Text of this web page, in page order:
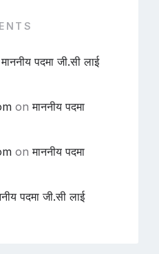
माननीय पदमा जी.सी लाई
onमाननीय पदमा
onमाननीय पदमा
पदमा जी.सी लाई